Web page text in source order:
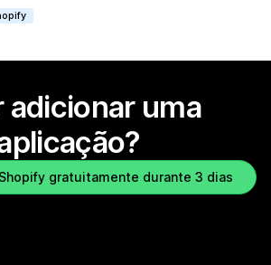
adicionar uma
gratuitamente durante 3 dias